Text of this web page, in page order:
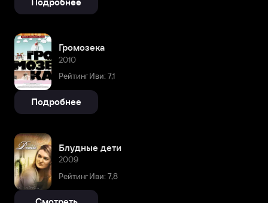
Громозека
2010
Рейтинг Иви: 7,1
Подробнее
Блудные дети
2009
Рейтинг Иви: 7,8